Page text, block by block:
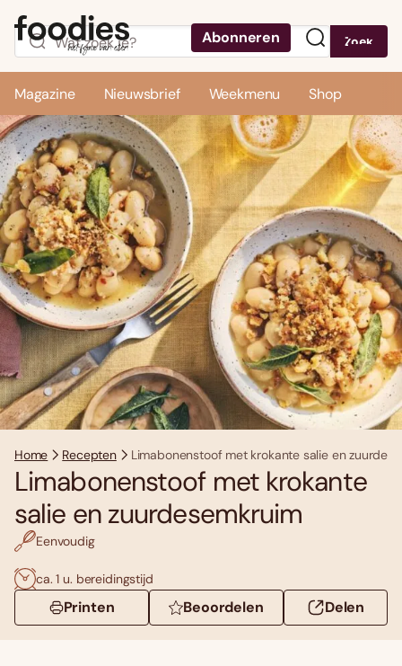
Abonneren Zoek
Magazine Nieuwsbrief Weekmenu Shop
Home Recepten Limabonenstoof met krokante salie en
Limabonenstoof met krokante
salie en zuurdesemkruim
Eenvoudig
ca. 1 u. bereidingstijd
Printen Beoordelen Delen